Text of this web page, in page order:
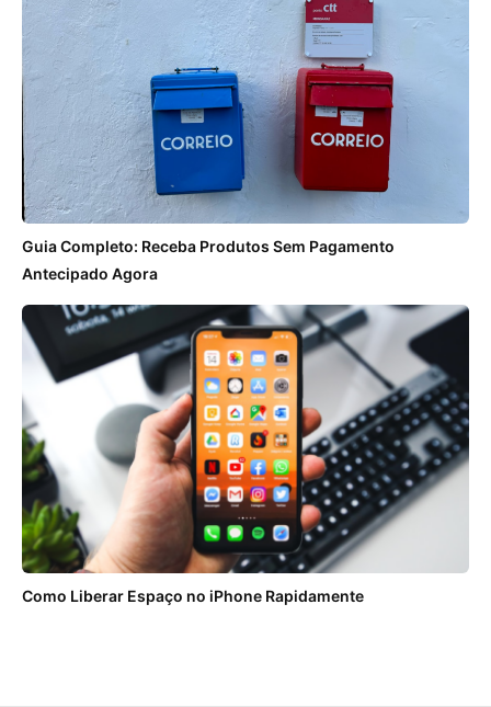
Guia Completo: Receba Produtos Sem Pagamento
Antecipado Agora
Como Liberar Espaço no iPhone Rapidamente